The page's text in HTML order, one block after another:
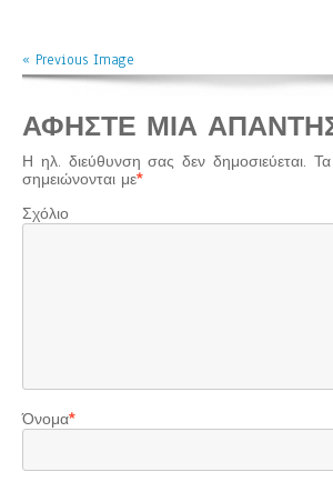
« Previous Image
ΑΦΉΣΤΕ ΜΙΑ
Η ηλ. διεύθυνση σας δεν δημοσιεύεται.
σημειώνονται με*
Σχόλιο
Όνομα*